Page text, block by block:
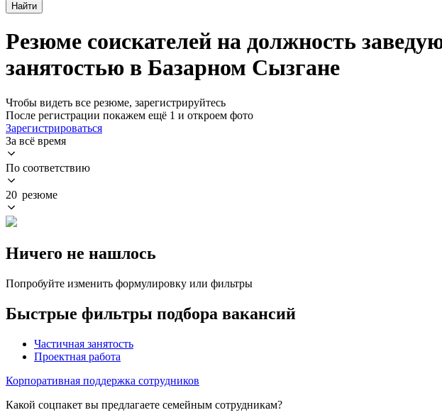
Найти
Резюме соискателей на должность
занятостью в Базарном Сызгане
Чтобы видеть все резюме, зарегистрируйтесь
После регистрации покажем ещё 1 и откроем фото
Зарегистрироваться
За всё время
По соответствию
20 резюме
Ничего не нашлось
Попробуйте изменить формулировку или фильтры
Быстрые фильтры подбора вакансий
Частичная занятость
Проектная работа
Корпоративная поддержка сотрудников
Какой соцпакет вы предлагаете семейным сотрудникам?